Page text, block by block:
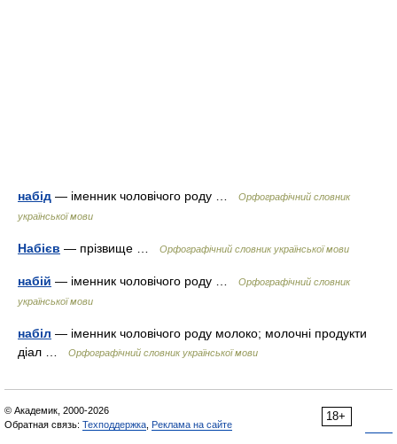
набід — іменник чоловічого роду …
Орфографічний словник
української мови
Набієв — прізвище … Орфографічний словник української мови
набій — іменник чоловічого роду …
Орфографічний словник
української мови
набіл — іменник чоловічого роду молоко; молочні продукти
діал …
Орфографічний словник української мови
18+
© Академик, 2000-2026
Обратная связь: Техподдержка Реклама на сайте